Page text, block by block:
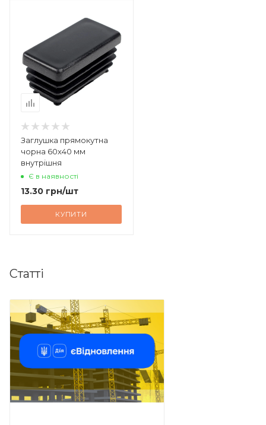
Заглушка прямокутна
чорна 60х40 мм
внутрішня
Є в наявності
13.30 грн/шт
КУПИТИ
Статті